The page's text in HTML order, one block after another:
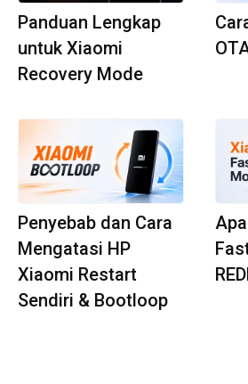
Panduan Lengkap
untuk Xiaomi
Recovery Mode
Penyebab dan Cara
Mengatasi HP
Xiaomi Restart
Sendiri & Bootloop